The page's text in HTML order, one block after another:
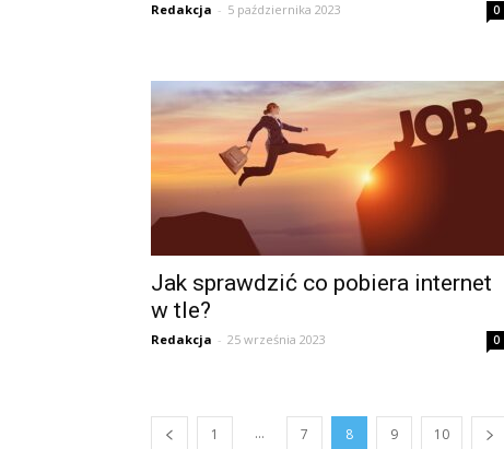
Redakcja - 5 października 2023 0
Jak sprawdzić co pobiera internet
w tle?
Redakcja - 25 września 2023 0
1 ... 7 8 9 10